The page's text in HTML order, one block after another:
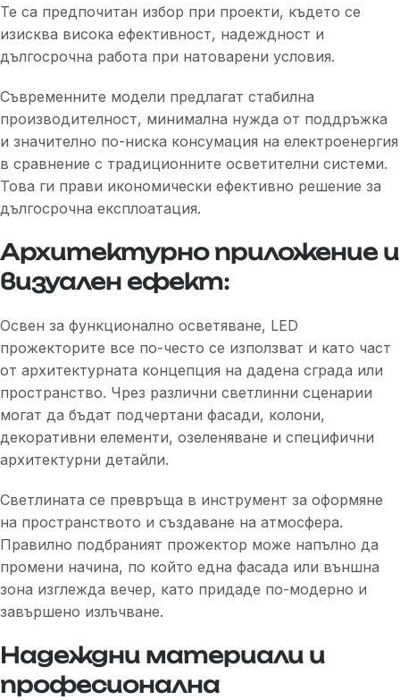
Те са предпочитан избор при проекти, където се
изисква висока ефективност, надеждност и
дългосрочна работа при натоварени условия.
Съвременните модели предлагат стабилна
производителност, минимална нужда от поддръжка
и значително по-ниска консумация на електроенергия
в сравнение с традиционните осветителни системи.
Това ги прави икономически ефективно решение за
дългосрочна експлоатация.
Архитектурно приложение и
визуален ефект:
Освен за функционално осветяване, LED
прожекторите все по-често се използват и като част
от архитектурната концепция на дадена сграда или
пространство. Чрез различни светлинни сценарии
могат да бъдат подчертани фасади, колони,
декоративни елементи, озеленяване и специфични
архитектурни детайли.
Светлината се превръща в инструмент за оформяне
на пространството и създаване на атмосфера.
Правилно подбраният прожектор може напълно да
промени начина, по който една фасада или външна
зона изглежда вечер, като придаде по-модерно и
завършено излъчване.
Надеждни материали и
професионална